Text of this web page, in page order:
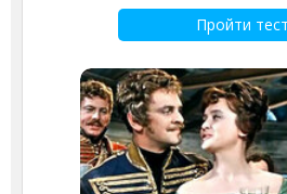
Пройти тест